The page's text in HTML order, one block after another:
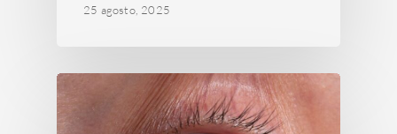
25 agosto, 2025